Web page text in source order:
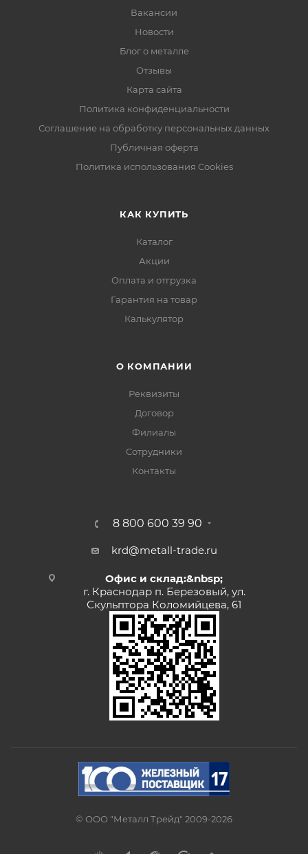
Вакансии
Новости
Блог о металле
Отзывы
Карта сайта
Политика конфиденциальности
Соглашение на обработку персональных данных
Публичная оферта
Политика использования Cookies
КАК КУПИТЬ
Каталог
Акции
Оплата и отгрузка
Гарантия на товар
Калькулятор
О КОМПАНИИ
Реквизиты
Договор
Филиалы
Сотрудники
Контакты
8 800 600 39 90
krd@metall-trade.ru
Офис и склад:&nbsp;
г. Краснодар п. Березовый, ул.
Скульптора Коломийцева, 61
© ООО "Металл Трейд" 2009-2026